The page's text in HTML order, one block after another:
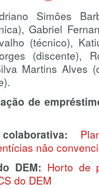
Simões
Gabriel
(técnico),
(discente),
Martins Alves
de
não
DEM: Horto de
do DEM